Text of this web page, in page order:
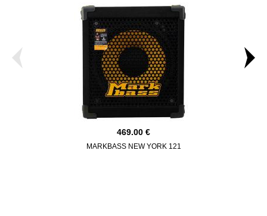
469.00
MARKBASS NEW YORK 121